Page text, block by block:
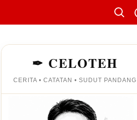
✒ CELOTEH
CERITA • CATATAN • SUDUT PANDANG